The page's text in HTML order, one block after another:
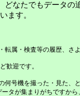
どなたでもデータの
ます。
転属・検査等の履歴、さ
歓迎です。
何号機を撮った・見た、
タが集まりがちですか